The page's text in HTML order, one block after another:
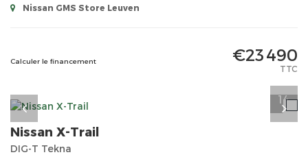
Nissan GMS Store Leuven
Calculer le financement €23 490
TTC
14
Nissan X-Trail
DIG-T Tekna